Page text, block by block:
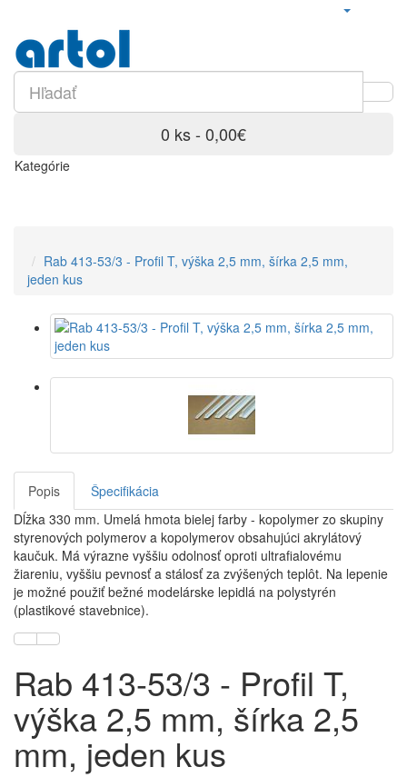
0 ks - 0,00€
Kategórie
Rab 413-53/3 - Profil T, výška 2,5 mm, šírka 2,5 mm,
jeden kus
Popis
Špecifikácia
Dĺžka 330 mm. Umelá hmota bielej farby - kopolymer zo skupiny
styrenových polymerov a kopolymerov obsahujúci akrylátový
kaučuk. Má výrazne vyššiu odolnosť oproti ultrafialovému
žiareniu, vyššiu pevnosť a stálosť za zvýšených teplôt. Na lepenie
je možné použiť bežné modelárske lepidlá na polystyrén
(plastikové stavebnice).
Rab 413-53/3 - Profil T,
výška 2,5 mm, šírka 2,5
mm, jeden kus